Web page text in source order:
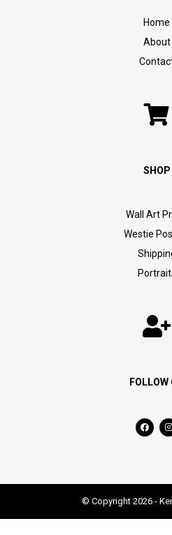
Home
About
SHOP
Wall Art
Westie
FOLLOW
© Copyright 2026 -